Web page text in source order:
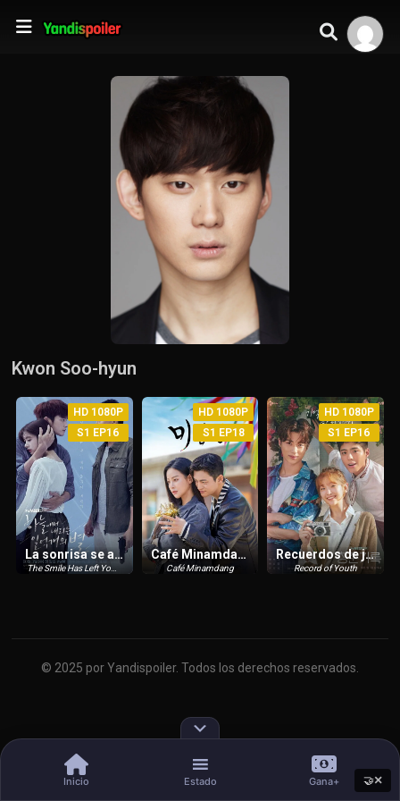
Kwon Soo-hyun
La sonrisa se a ido de tus ojos
HD 1080P
S1 EP16
Café Minamdang
Café Minamdang
HD 1080P
S1 EP18
Recuerdos de juventud
Record of Youth
HD 1080P
S1 EP16
© 2025 por Yandispoiler. Todos los derechos reservados.
Inicio Estado Gana+ 🤝×